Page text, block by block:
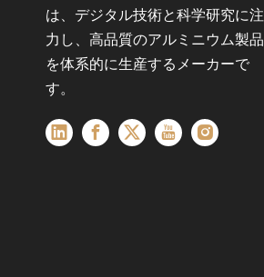
は、デジタル技術と科学研究に注
力し、高品質のアルミニウム製品
を体系的に生産するメーカーで
す。